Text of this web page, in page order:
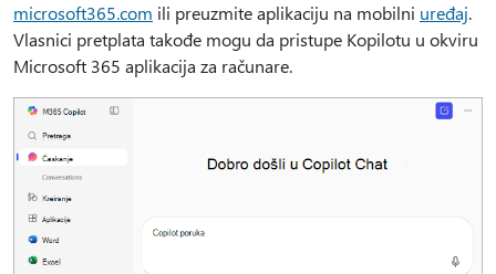
microsoft365.com ili preuzmite aplikaciju na mobilni uređaj.
Vlasnici pretplata takođe mogu da pristupe Kopilotu u okviru
Microsoft 365 aplikacija za računare.